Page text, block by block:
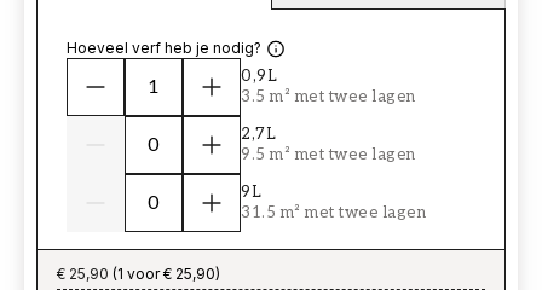
Hoeveel verf heb je nodig?
0,9L
3.5 m² met twee lagen
2,7L
9.5 m² met twee lagen
9L
31.5 m² met twee lagen
€ 25,90 (1 voor € 25,90)